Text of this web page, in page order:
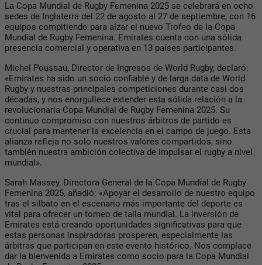
La Copa Mundial de Rugby Femenina 2025 se celebrará en ocho
sedes de Inglaterra del 22 de agosto al 27 de septiembre, con 16
equipos compitiendo para alzar el nuevo Trofeo de la Copa
Mundial de Rugby Femenina. Emirates cuenta con una sólida
presencia comercial y operativa en 13 países participantes.
Michel Poussau, Director de Ingresos de World Rugby, declaró:
«Emirates ha sido un socio confiable y de larga data de World
Rugby y nuestras principales competiciones durante casi dos
décadas, y nos enorgullece extender esta sólida relación a la
revolucionaria Copa Mundial de Rugby Femenina 2025. Su
continuo compromiso con nuestros árbitros de partido es
crucial para mantener la excelencia en el campo de juego. Esta
alianza refleja no solo nuestros valores compartidos, sino
también nuestra ambición colectiva de impulsar el rugby a nivel
mundial».
Sarah Massey, Directora General de la Copa Mundial de Rugby
Femenina 2025, añadió: «Apoyar el desarrollo de nuestro equipo
tras el silbato en el escenario más importante del deporte es
vital para ofrecer un torneo de talla mundial. La inversión de
Emirates está creando oportunidades significativas para que
estas personas inspiradoras prosperen, especialmente las
árbitras que participan en este evento histórico. Nos complace
dar la bienvenida a Emirates como socio para la Copa Mundial